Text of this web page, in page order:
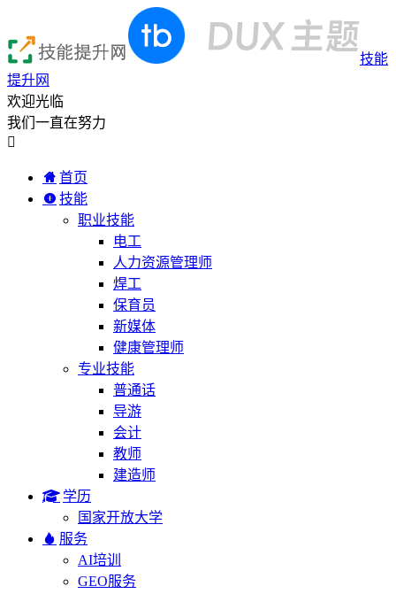
技能
提升网
欢迎光临
我们一直在努力

首页
技能
职业技能
电工
人力资源管理师
焊工
保育员
新媒体
健康管理师
专业技能
普通话
导游
会计
教师
建造师
学历
国家开放大学
服务
AI培训
GEO服务